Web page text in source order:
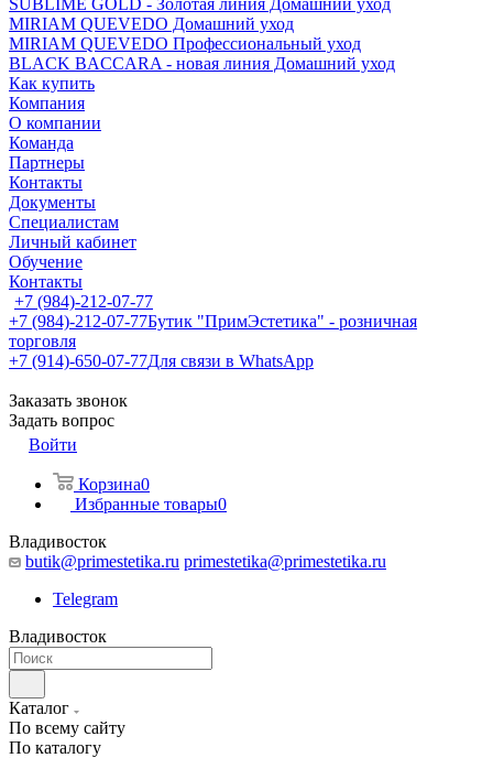
SUBLIME GOLD - Золотая линия Домашний уход
MIRIAM QUEVEDO Домашний уход
MIRIAM QUEVEDO Профессиональный уход
BLACK BACCARA - новая линия Домашний уход
Как купить
Компания
О компании
Команда
Партнеры
Контакты
Документы
Специалистам
Личный кабинет
Обучение
Контакты
+7 (984)-212-07-77
+7 (984)-212-07-77Бутик "ПримЭстетика" - розничная
торговля
+7 (914)-650-07-77Для связи в WhatsApp
Заказать звонок
Задать вопрос
Войти
Корзина0
Избранные товары0
Владивосток
butik@primestetika.ru primestetika@primestetika.ru
Telegram
Владивосток
Каталог
По всему сайту
По каталогу